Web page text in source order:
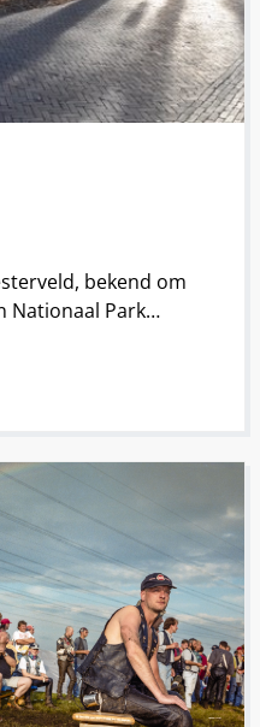
bekend om
Nationaal Park
ontstond rond de